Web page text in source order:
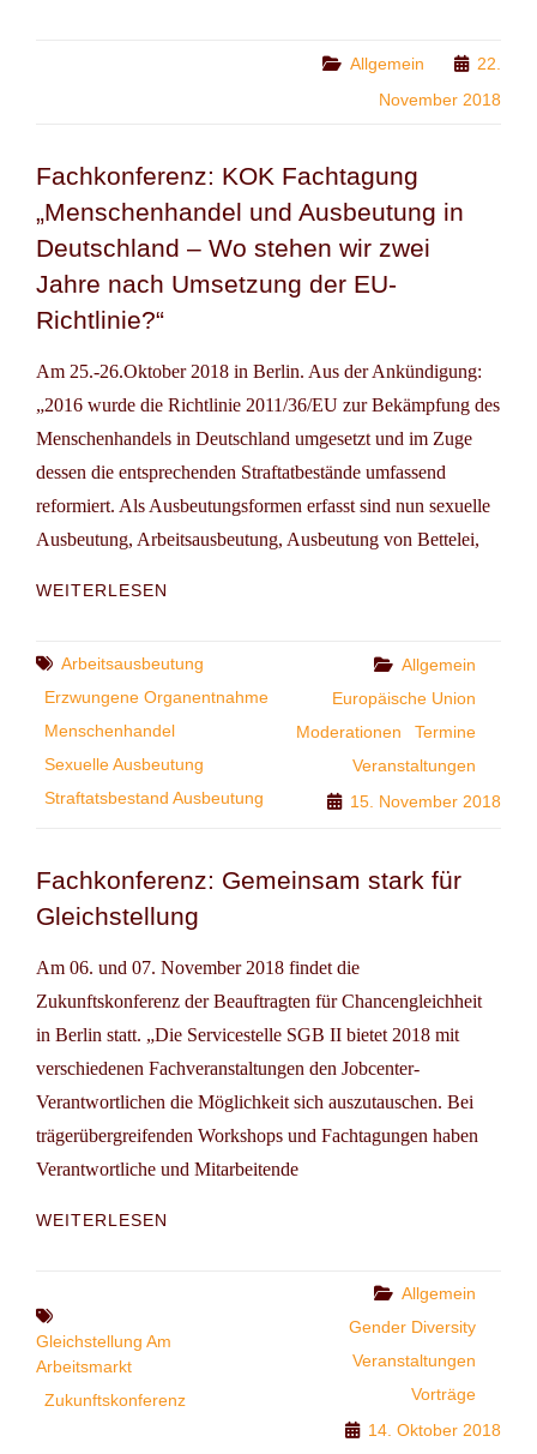
GLEICHSTELLUNGSPOLITISCHES
EU
CHARTA
FÜR
GLEICHSTELLUNG
Categories
Allgemein
22.
November 2018
Fachkonferenz: KOK Fachtagung
„Menschenhandel und Ausbeutung in
Deutschland – Wo stehen wir zwei
Jahre nach Umsetzung der EU-
Richtlinie?“
Am 25.-26.Oktober 2018 in Berlin. Aus der Ankündigung:
„2016 wurde die Richtlinie 2011/36/EU zur Bekämpfung des
Menschenhandels in Deutschland umgesetzt und im Zuge
dessen die entsprechenden Straftatbestände umfassend
reformiert. Als Ausbeutungsformen erfasst sind nun sexuelle
Ausbeutung, Arbeitsausbeutung, Ausbeutung von Bettelei,
WEITERLESEN
„MENSCHENHANDEL
AUSBEUTUNG
IN
DEUTSCHLAND
ZWEI
JAHRE
UMSETZUNG
EU-
RICHTLINIE?“
Tags
Arbeitsausbeutung
Erzwungene Organentnahme
Menschenhandel
Sexuelle Ausbeutung
Straftatsbestand Ausbeutung
Categories
Allgemein
Europäische Union
Moderationen
Termine
Veranstaltungen
15. November 2018
Fachkonferenz: Gemeinsam stark für
Gleichstellung
Am 06. und 07. November 2018 findet die
Zukunftskonferenz der Beauftragten für Chancengleichheit
in Berlin statt. „Die Servicestelle SGB II bietet 2018 mit
verschiedenen Fachveranstaltungen den Jobcenter-
Verantwortlichen die Möglichkeit sich auszutauschen. Bei
trägerübergreifenden Workshops und Fachtagungen haben
Verantwortliche und Mitarbeitende
WEITERLESEN
Gleichstellung Am
Arbeitsmarkt
Zukunftskonferenz
Categories
Allgemein
Gender Diversity
Veranstaltungen
Vorträge
14. Oktober 2018